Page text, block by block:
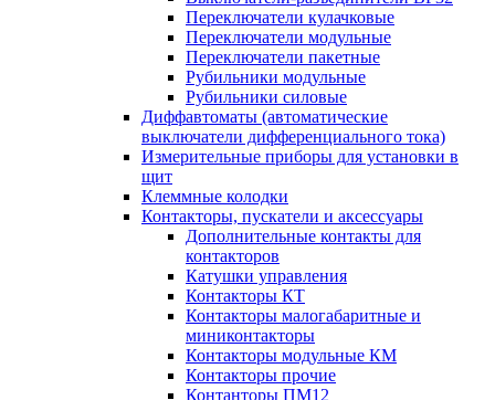
Переключатели кулачковые
Переключатели модульные
Переключатели пакетные
Рубильники модульные
Рубильники силовые
Диффавтоматы (автоматические
выключатели дифференциального тока)
Измерительные приборы для установки в
щит
Клеммные колодки
Контакторы, пускатели и аксессуары
Дополнительные контакты для
контакторов
Катушки управления
Контакторы КТ
Контакторы малогабаритные и
миниконтакторы
Контакторы модульные КМ
Контакторы прочие
Контанторы ПМ12